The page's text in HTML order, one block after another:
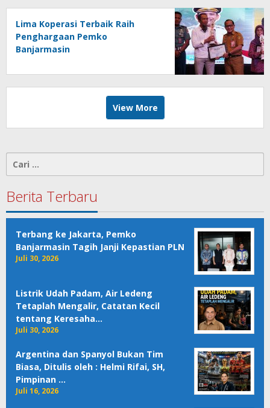
Lima Koperasi Terbaik Raih
Penghargaan Pemko
Banjarmasin
View More
untuk:
Berita Terbaru
Terbang ke Jakarta, Pemko
Banjarmasin Tagih Janji Kepastian PLN
Juli 30, 2026
Listrik Udah Padam, Air Ledeng
Tetaplah Mengalir, Catatan Kecil
tentang Keresaha…
Juli 30, 2026
Argentina dan Spanyol Bukan Tim
Biasa, Ditulis oleh : Helmi Rifai, SH,
Pimpinan …
Juli 16, 2026